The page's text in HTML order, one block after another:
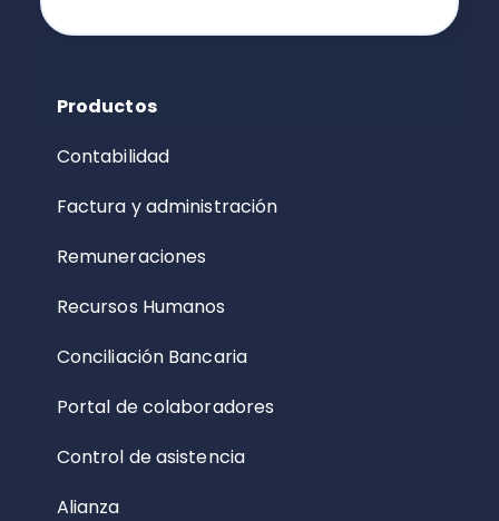
Productos
Contabilidad
Factura y administración
Remuneraciones
Recursos Humanos
Conciliación Bancaria
Portal de colaboradores
Control de asistencia
Alianza